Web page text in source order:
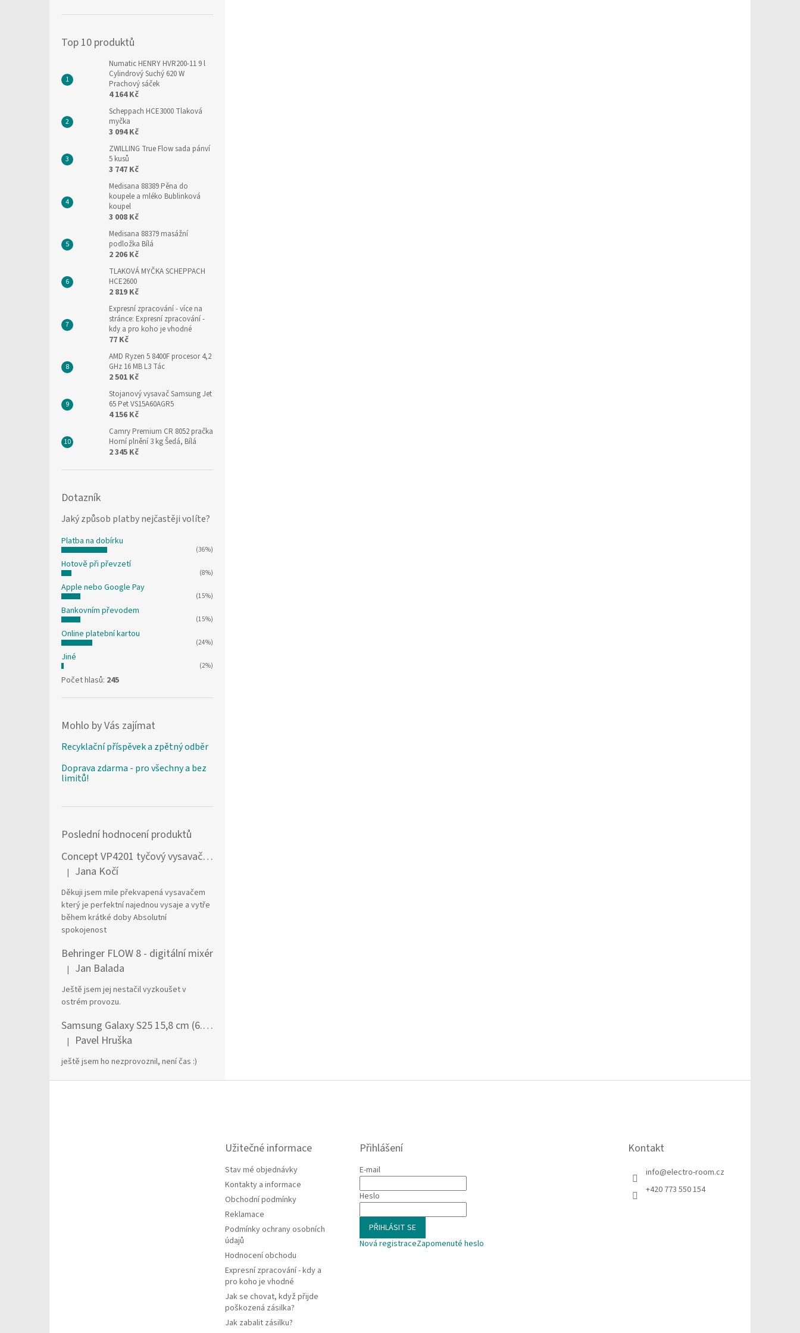
Top 10 produktů
Numatic HENRY HVR200-11 9 l
Cylindrový Suchý 620 W
Prachový sáček
4 164 Kč
Scheppach HCE3000 Tlaková
myčka
3 094 Kč
ZWILLING True Flow sada pánví
5 kusů
3 747 Kč
Medisana 88389 Pěna do
koupele a mléko Bublinková
koupel
3 008 Kč
Medisana 88379 masážní
podložka Bílá
2 206 Kč
TLAKOVÁ MYČKA SCHEPPACH
HCE2600
2 819 Kč
Expresní zpracování- více na
stránce: Expresní zpracování -
kdy a pro koho je vhodné
77 Kč
AMD Ryzen 5 8400F procesor 4,2
GHz 16 MB L3 Tác
2 501 Kč
Stojanový vysavač Samsung Jet
65 Pet VS15A60AGR5
4 156 Kč
Camry Premium CR 8052 pračka
Horní plnění 3 kg Šedá, Bílá
2 345 Kč
Dotazník
Jaký způsob platby nejčastěji volíte?
Platba na dobírku
(36%)
Hotově při převzetí
(8%)
Apple nebo Google Pay
(15%)
Bankovním převodem
(15%)
Online platební kartou
(24%)
Jiné
(2%)
Počet hlasů: 245
Mohlo by Vás zajímat
Recyklační příspěvek a zpětný odběr
Doprava zdarma - pro všechny a bez
limitů!
Poslední hodnocení produktů
Concept VP4201 tyčový vysavač / elektrický smeták Tyčový vysavač 2 v 1 AC Suché a mokré Bezsáčkové 0,6 l 90 W Černá, Stříbrná
Hodnocení produktu je 5 z 5 hvězdiček.
| Jana Kočí
Děkuji jsem mile překvapená vysavačem
který je perfektní najednou vysaje a vytře
během krátké doby Absolutní
spokojenost
Behringer FLOW 8 - digitální mixér
Hodnocení produktu je 5 z 5 hvězdiček.
| Jan Balada
Ještě jsem jej nestačil vyzkoušet v
ostrém provozu.
Samsung Galaxy S25 15,8 cm (6.2") Dual SIM Android 15 5G USB typu C 12 GB 256 GB 4000 mAh Námořnická modrá
Hodnocení produktu je 1 z 5 hvězdiček.
| Pavel Hruška
ještě jsem ho nezprovoznil, není čas :)
Užitečné informace
Stav mé objednávky
Kontakty a informace
Obchodní podmínky
Reklamace
Podmínky ochrany osobních
údajů
Hodnocení obchodu
Expresní zpracování - kdy a
pro koho je vhodné
Jak se chovat, když přijde
poškozená zásilka?
Jak zabalit zásilku?
Přihlášení
E-mail
Heslo
PŘIHLÁSIT SE
Nová registraceZapomenuté heslo
Kontakt
info@electro-room.cz
+420 773 550 154